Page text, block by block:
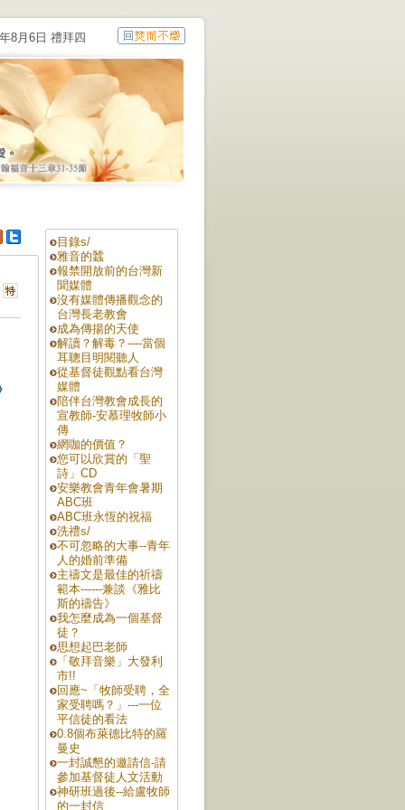
8月6日 禮拜四
目錄s/
雅音的蠶
報禁開放前的台灣新
聞媒體
沒有媒體傳播觀念的
台灣長老教會
成為傳揚的天使
解讀？解毒？----當個
耳聰目明閱聽人
從基督徒觀點看台灣
媒體
陪伴台灣教會成長的
宣教師-安慕理牧師小
傳
網咖的價值？
您可以欣賞的「聖
詩」CD
安樂教會青年會暑期
ABC班
ABC班永恆的祝福
洗禮s/
不可忽略的大事--青年
人的婚前準備
主禱文是最佳的祈禱
範本------兼談《雅比
斯的禱告》
我怎麼成為一個基督
徒？
思想起巴老師
「敬拜音樂」大發利
市!!
回應~「牧師受聘，全
家受聘嗎？」---一位
平信徒的看法
0.8個布萊德比特的羅
曼史
一封誠懇的邀請信-請
參加基督徒人文活動
神研班過後--給盧牧師
的一封信